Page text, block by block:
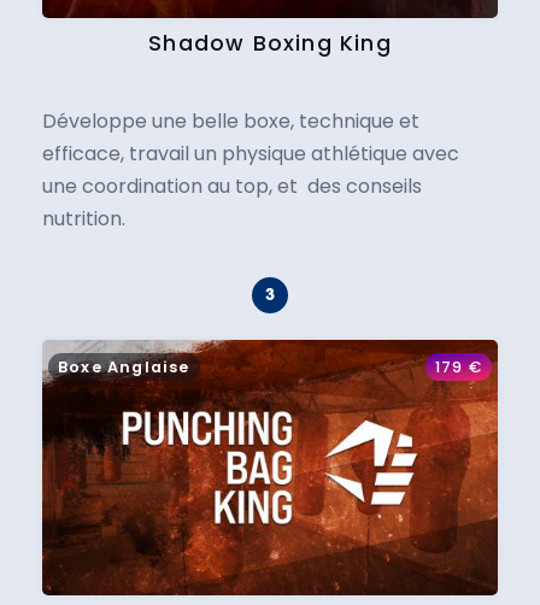
Shadow Boxing King
Développe une belle boxe, technique et
efficace, travail un physique athlétique avec
une coordination au top, et des conseils
nutrition.
Boxe Anglaise 179€